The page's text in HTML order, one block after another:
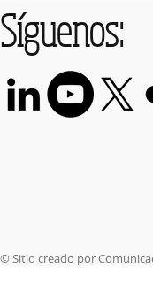
Síguenos:
© Sitio creado por